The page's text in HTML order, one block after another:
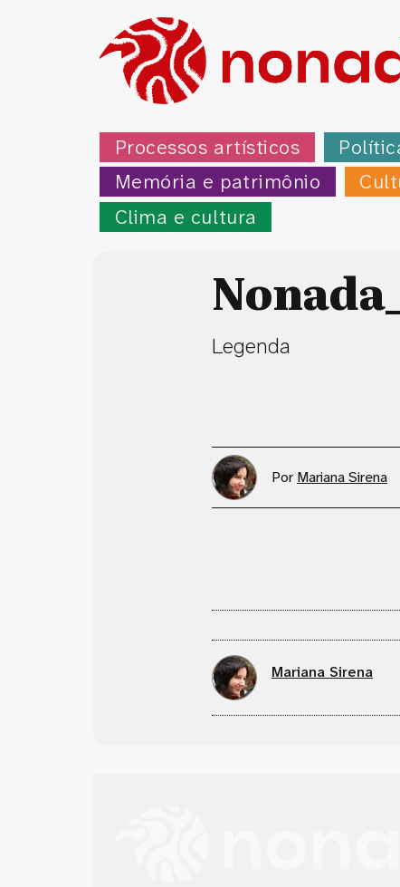
Processos artísticos
Memória e patrimônio
Clima e cultura
Legenda
Por Mariana Sirena
Mariana Sirena